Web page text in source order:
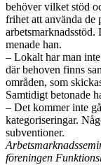
behöver vilket stöd
frihet att använda de
arbetsmarknadsstöd.
menade han.
– Lokalt har man
där behoven finns
områden, som
Samtidigt betonade
– Det kommer inte
kategoriseringar.
subventioner.
föreningen